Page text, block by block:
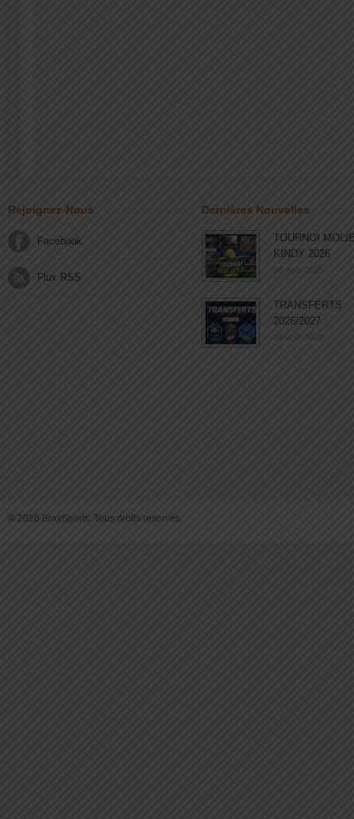
Rejoignez-Nous
Facebook
Flux RSS
Dernières Nouvelles
TOURNOI
KINDY 2026
03 août 2026
TRANSFERTS
2026/2027
03 août 2026
© 2026 BraySports. Tous droits reservés.